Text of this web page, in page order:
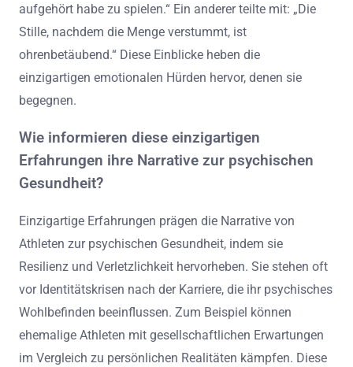
aufgehört habe zu spielen.“ Ein anderer teilte mit: „Die
Stille, nachdem die Menge verstummt, ist
ohrenbetäubend.“ Diese Einblicke heben die
einzigartigen emotionalen Hürden hervor, denen sie
begegnen.
Wie informieren diese einzigartigen
Erfahrungen ihre Narrative zur psychischen
Gesundheit?
Einzigartige Erfahrungen prägen die Narrative von
Athleten zur psychischen Gesundheit, indem sie
Resilienz und Verletzlichkeit hervorheben. Sie stehen oft
vor Identitätskrisen nach der Karriere, die ihr psychisches
Wohlbefinden beeinflussen. Zum Beispiel können
ehemalige Athleten mit gesellschaftlichen Erwartungen
im Vergleich zu persönlichen Realitäten kämpfen. Diese